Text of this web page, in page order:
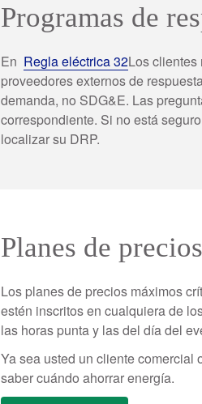
Programas de
En Regla eléctrica 32Los clientes
proveedores externos de
demanda, no SDG&E. Las
correspondiente. Si no está
localizar su DRP.
Planes de
Los planes de precios máximos
estén inscritos en cualquiera de
las horas punta y las del día del
Ya sea usted un cliente comercial
saber cuándo ahorrar energía.